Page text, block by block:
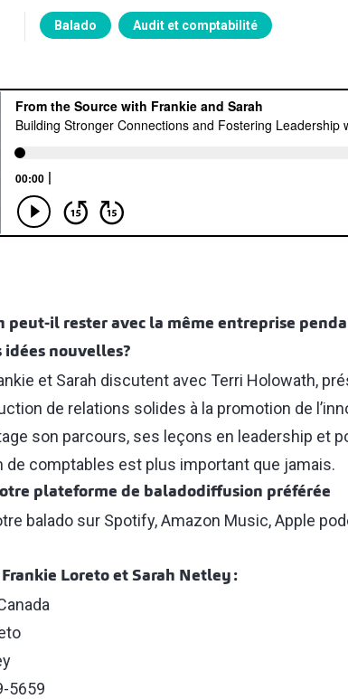
Balado Audit et comptabilité
peut-il rester avec la même entreprise
idées nouvelles?
et Sarah discutent avec Terri Holowath,
de relations solides à la promotion de
son parcours, ses leçons en leadership et
de comptables est plus important que jamais.
plateforme de baladodiffusion préférée
balado sur Spotify, Amazon Music, Apple
Loreto et Sarah Netley :
5659